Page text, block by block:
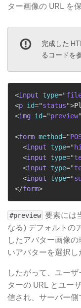
ター画像の URL を
完成した
るコードを
<input type="
<p id="status">
<img id="preview"
<form method="
<input type="
<input type="
<input type="
<input type="
</form>
#preview
要素には
なる) デフォルトの
したアバター画像
いアバターを選択
したがって、ユー
ターの URL とユー
信され、サーバー側